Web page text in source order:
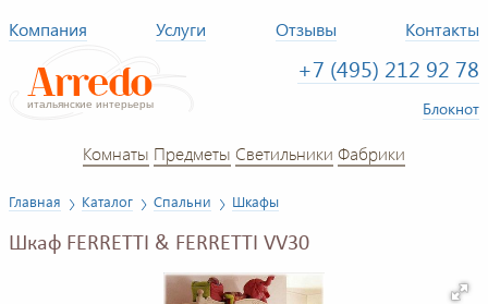
Компания Услуги Отзывы Контакты
+7 (495) 212 92 78
Блокнот
Комнаты Предметы Светильники Фабрики
Главная Каталог Спальни Шкафы
Шкаф FERRETTI & FERRETTI VV30